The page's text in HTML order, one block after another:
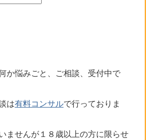
か悩みごと、ご相談、受付中で
は有料コンサルで行っておりま
ませんが１８歳以上の方に限らせ